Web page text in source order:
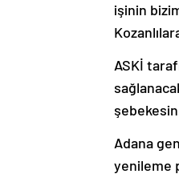
işinin
ASKİ
Adana
yenileme